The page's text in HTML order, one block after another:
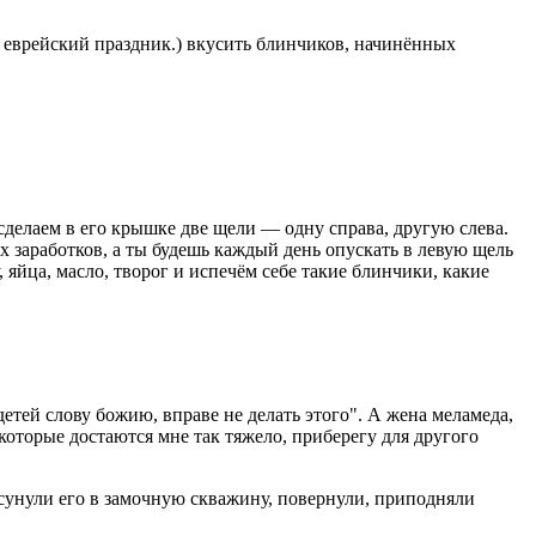
праздник.) вкусить блинчиков, начинённых
в его крышке две щели — одну справа, другую слева.
а ты будешь каждый день опускать в левую щель
масло, творог и испечём себе такие блинчики, какие
слову божию, вправе не делать этого". А жена меламеда,
достаются мне так тяжело, приберегу для другого
его в замочную скважину, повернули, приподняли